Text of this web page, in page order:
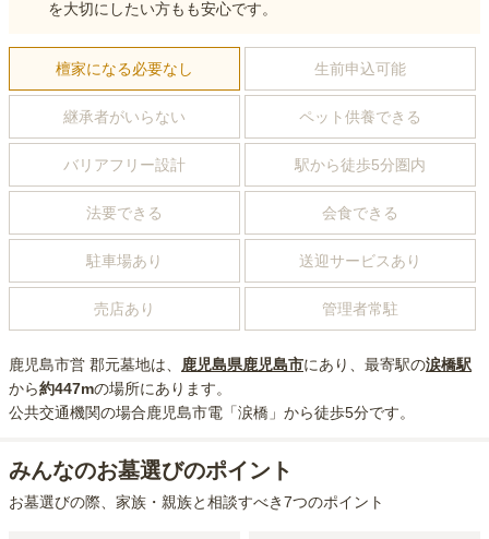
を大切にしたい方もも安心です。
檀家になる必要なし 生前申込可能
継承者がいらない ペット供養できる
バリアフリー設計 駅から徒歩5分圏内
法要できる 会食できる
駐車場あり 送迎サービスあり
売店あり 管理者常駐
鹿児島市営 郡元墓地は、 鹿児島県鹿児島市にあり 、最寄駅の涙橋駅
から約447mの場所にあり ます。
公共交通機関の場合鹿児島市電「涙橋」から徒歩5分です。
みんなのお墓選びのポイント
お墓選びの際、家族・親族と相談すべき7つのポイント